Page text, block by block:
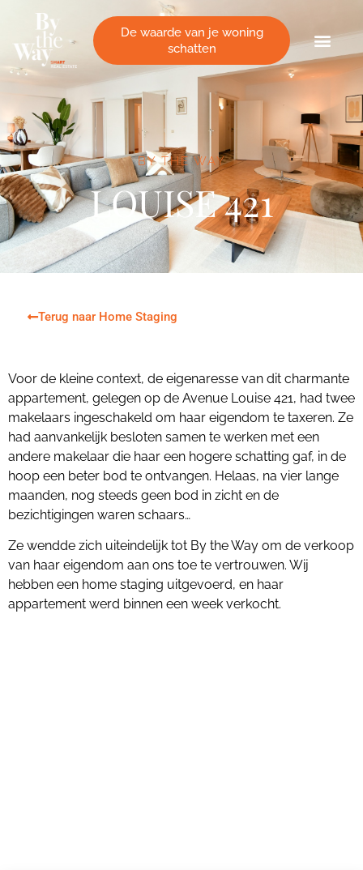
De waarde van je woning
schatten
BY THE WAY
LOUISE 421
Terug naar Home Staging
Voor de kleine context, de eigenaresse van dit charmante
appartement, gelegen op de Avenue Louise 421, had twee
makelaars ingeschakeld om haar eigendom te taxeren. Ze
had aanvankelijk besloten samen te werken met een
andere makelaar die haar een hogere schatting gaf, in de
hoop een beter bod te ontvangen. Helaas, na vier lange
maanden, nog steeds geen bod in zicht en de
bezichtigingen waren schaars…
Ze wendde zich uiteindelijk tot By the Way om de verkoop
van haar eigendom aan ons toe te vertrouwen. Wij
hebben een home staging uitgevoerd, en haar
appartement werd binnen een week verkocht.
Cookies beheer paneel